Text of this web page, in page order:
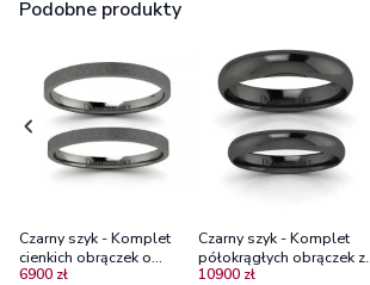
Podobne produkty
Czarny szyk - Komplet
cienkich obrączek o
płaskim profilu z
6900 zł
Czarny szyk - Komplet
półokrągłych obrączek z
czarnego złota 3mm oraz
10900 zł